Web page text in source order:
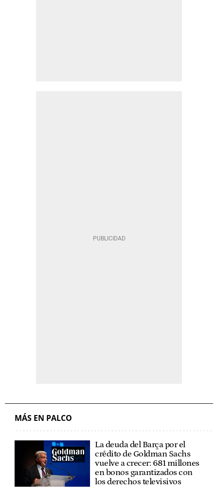
MÁS EN PALCO
La deuda del Barça por el
crédito de Goldman Sachs
vuelve a crecer: 681 millones
en bonos garantizados con
los derechos televisivos